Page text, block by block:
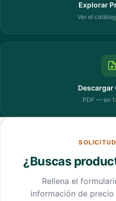
Explorar
Ver el
Descargar
PDF — en
¿Buscas
Rellena el
información de